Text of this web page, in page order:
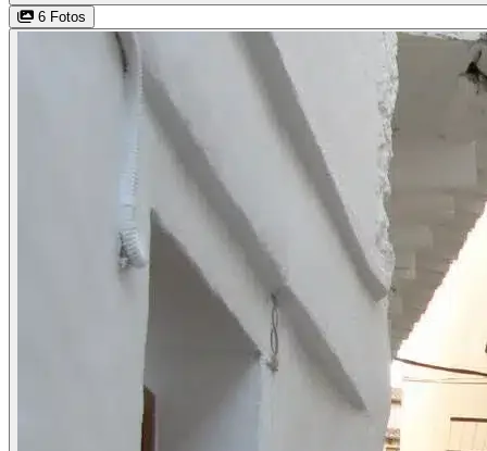
6 Fotos